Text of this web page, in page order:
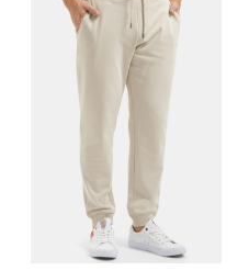
Komplety damskie
Premium Line